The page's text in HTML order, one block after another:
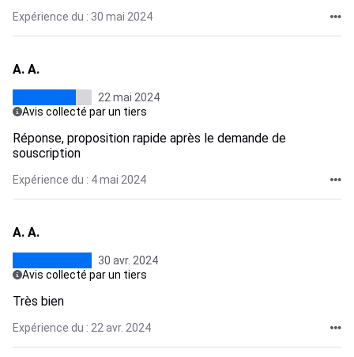
Expérience du : 30 mai 2024
A. A.
22 mai 2024
Avis collecté par un tiers
Réponse, proposition rapide après le demande de
souscription
Expérience du : 4 mai 2024
A. A.
30 avr. 2024
Avis collecté par un tiers
Très bien
Expérience du : 22 avr. 2024